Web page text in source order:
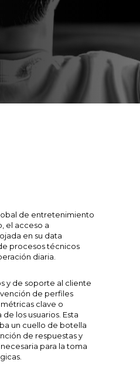
de entretenimiento
el acceso a
en su data
procesos técnicos
diaria.
y de soporte al cliente
de perfiles
clave o
los usuarios. Esta
un cuello de botella
de respuestas y
para la toma